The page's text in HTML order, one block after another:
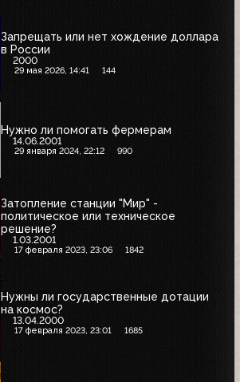
Запрещать или нет хождение доллара
в России
2000
29 мая 2026, 14:41 144
Нужно ли помогать фермерам
14.06.2001
29 января 2024, 22:12 990
Затопление станции "Мир" -
политическое или техническое
решение?
1.03.2001
17 февраля 2023, 23:06 1842
Нужны ли государственные дотации
на космос?
13.04.2000
17 февраля 2023, 23:01 1685